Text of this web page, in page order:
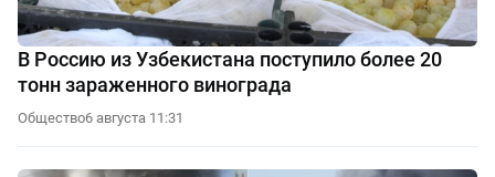
В Россию из Узбекистана поступило более 20
тонн зараженного винограда
Общество6 августа 11:31